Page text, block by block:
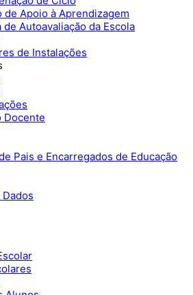
de Apoio à Aprendizagem
de Autoavaliação da Escola
de Instalações
Docente
Pais e Encarregados de Educação